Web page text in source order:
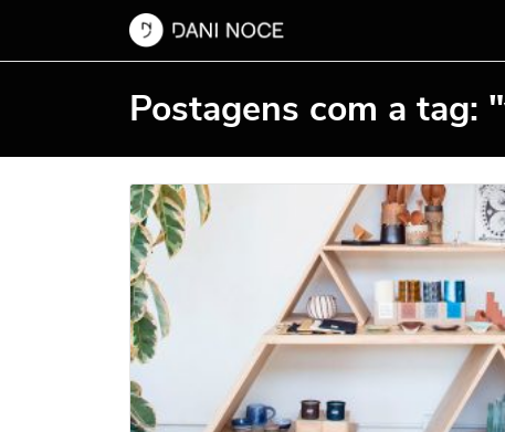
Postagens com a tag: